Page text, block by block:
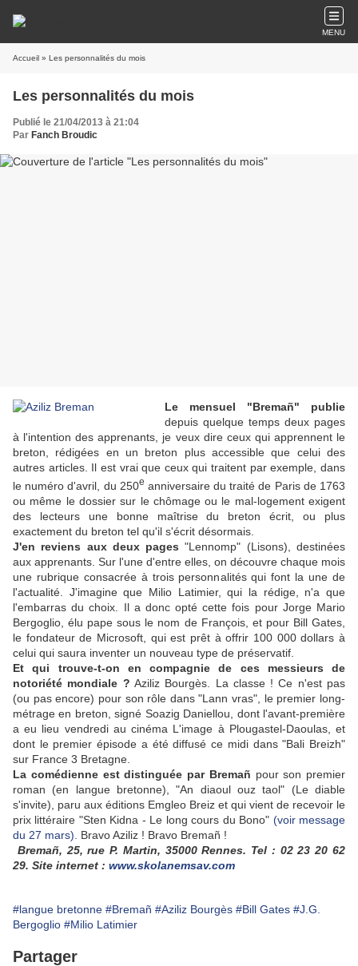
MENU
Accueil » Les personnalités du mois
Les personnalités du mois
Publié le 21/04/2013 à 21:04
Par Fanch Broudic
Le mensuel "Bremañ" publie
depuis quelque temps deux pages
à l'intention des apprenants, je veux dire ceux qui apprennent le
breton, rédigées en un breton plus accessible que celui des
autres articles. Il est vrai que ceux qui traitent par exemple, dans
le numéro d'avril, du 250e anniversaire du traité de Paris de 1763
ou même le dossier sur le chômage ou le mal-logement exigent
des lecteurs une bonne maîtrise du breton écrit, ou plus
exactement du breton tel qu'il s'écrit désormais.
J'en reviens aux deux pages "Lennomp" (Lisons), destinées
aux apprenants. Sur l'une d'entre elles, on découvre chaque mois
une rubrique consacrée à trois personnalités qui font la une de
l'actualité. J'imagine que Milio Latimier, qui la rédige, n'a que
l'embarras du choix. Il a donc opté cette fois pour Jorge Mario
Bergoglio, élu pape sous le nom de François, et pour Bill Gates,
le fondateur de Microsoft, qui est prêt à offrir 100 000 dollars à
celui qui saura inventer un nouveau type de préservatif.
Et qui trouve-t-on en compagnie de ces messieurs de
notoriété mondiale ? Aziliz Bourgès. La classe ! Ce n'est pas
(ou pas encore) pour son rôle dans "Lann vras", le premier long-
métrage en breton, signé Soazig Daniellou, dont l'avant-première
a eu lieu vendredi au cinéma L'image à Plougastel-Daoulas, et
dont le premier épisode a été diffusé ce midi dans "Bali Breizh"
sur France 3 Bretagne.
La comédienne est distinguée par Bremañ pour son premier
roman (en langue bretonne), "An diaoul ouz taol" (Le diable
s'invite), paru aux éditions Emgleo Breiz et qui vient de recevoir le
prix littéraire "Sten Kidna - Le long cours du Bono" (voir message
du 27 mars).
Bravo Aziliz ! Bravo Bremañ !
Bremañ, 25, rue P. Martin, 35000 Rennes. Tel : 02 23 20 62
29. Site internet : www.skolanemsav.com
#langue bretonne #Bremañ #Aziliz Bourgès #Bill Gates #J.G.
Bergoglio #Milio Latimier
Partager